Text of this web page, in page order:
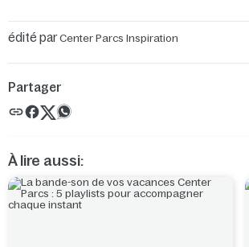
édité parCenter Parcs Inspiration
Partager
À lire aussi: